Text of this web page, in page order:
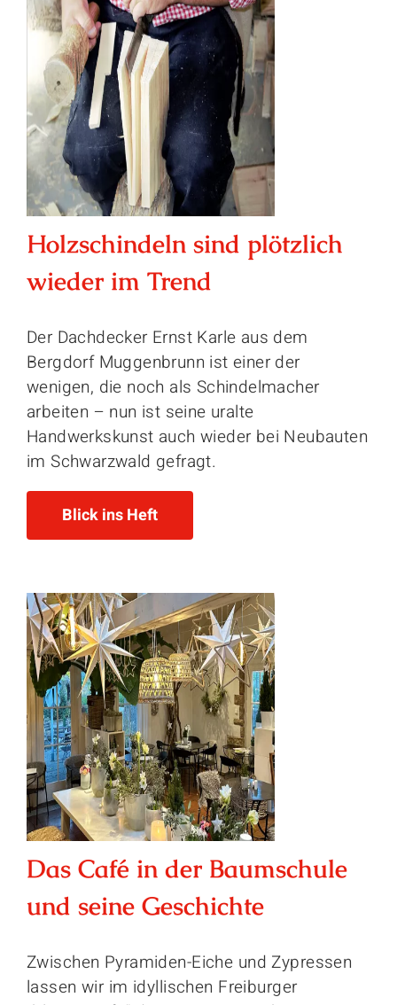
Holzschindeln sind plötzlich
wieder im Trend
Der Dachdecker Ernst Karle aus dem
Bergdorf Muggenbrunn ist einer der
wenigen, die noch als Schindelmacher
arbeiten – nun ist seine uralte
Handwerkskunst auch wieder bei Neubauten
im Schwarzwald gefragt.
Blick ins Heft
Das Café in der Baumschule
und seine Geschichte
Zwischen Pyramiden-Eiche und Zypressen
lassen wir im idyllischen Freiburger